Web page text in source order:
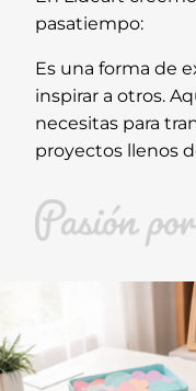
pasatiempo:
Es una forma de
inspirar a otros.
necesitas para
proyectos llenos